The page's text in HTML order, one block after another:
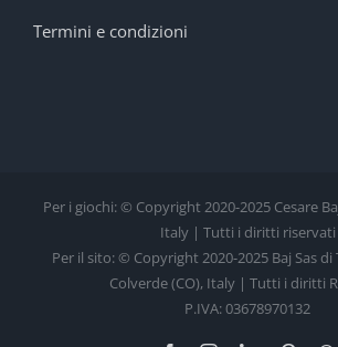
Termini e condizioni
Per i giochi: © Copyright 2020-2025 Cesare
Italy | Tutti i diritti riservati
Per il sito: © Copyright 2020-2025 Baj Sas di
Colverde (CO), Italy | Tutti i diritti
P.IVA: 03678970132